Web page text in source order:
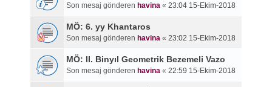
Son mesaj gönderen havina« 23:04 15-Ekim-2018
MÖ: 6. yy Khantaros
Son mesaj gönderen havina« 23:02 15-Ekim-2018
MÖ: II. Binyıl Geometrik Bezemeli Vazo
Son mesaj gönderen havina« 22:59 15-Ekim-2018